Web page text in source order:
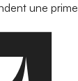
une prime